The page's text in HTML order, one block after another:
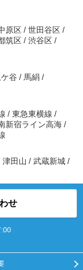
原区 / 世田谷区 /
筑区 / 渋谷区 /
谷 / 馬絹 /
/ 東急東横線 /
新宿ライン高海 /
津田山 / 武蔵新城 /
せ